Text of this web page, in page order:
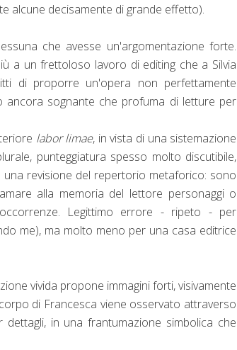
alcune decisamente di grande effetto).
che avesse un'argomentazione forte.
a un frettoloso lavoro di editing che a Silvia
di proporre un'opera non perfettamente
ancora sognante che profuma di letture per
labor limae, in vista di una sistemazione
punteggiatura spesso molto discutibile,
revisione del repertorio metaforico: sono
alla memoria del lettore personaggi o
Legittimo errore - ripeto - per
me), ma molto meno per una casa editrice
vivida propone immagini forti, visivamente
di Francesca viene osservato attraverso
in una frantumazione simbolica che